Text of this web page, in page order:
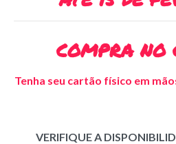
COMPRA NO
Tenha seu cartão físico em
VERIFIQUE A